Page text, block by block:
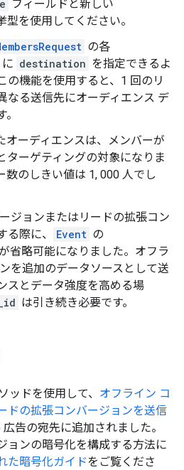
フィールドと新しい
型を使用してください。
の各
に destination を指定できるよ
の機能を使用すると、1 回のリ
なる送信先にオーディエンス デ
オーディエンスは、メンバーが
ターゲティングの対象になりま
数のしきい値は 1, 000 人でし
ジョンまたはリードの拡張コン
る際に、
Event の
省略可能になりました。オフラ
を追加のデータソースとして送
スとデータ強度を高める場
は引き続き必要です。
ッドを使用して、 オフライン コ
ドの拡張コンバージョンを送信
告の宛先に追加されました。
ョンの暗号化を構成する方法に
た暗号化ガイドをご覧くださ